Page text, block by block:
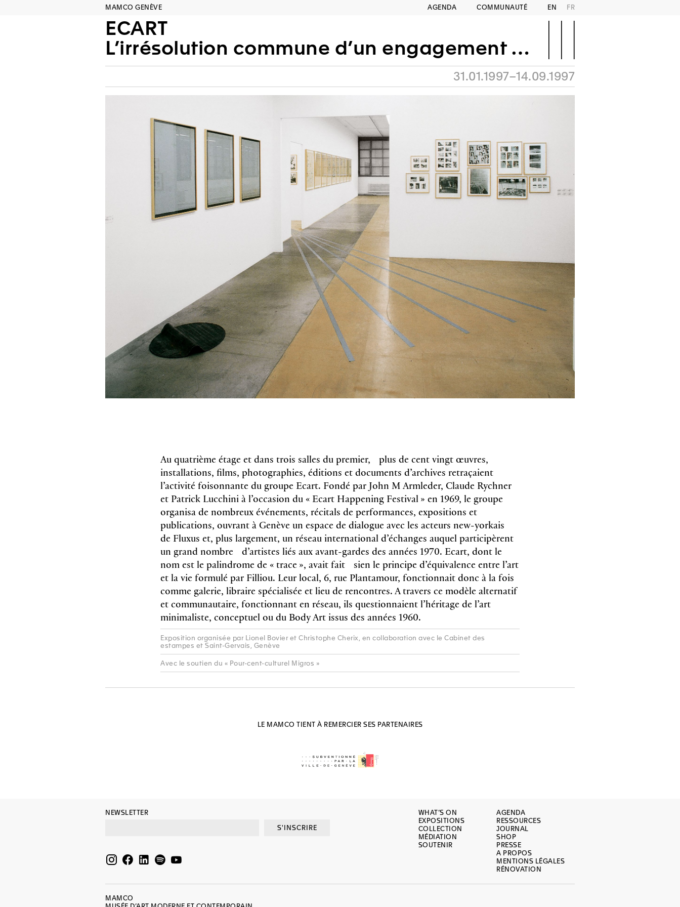
MAMCO GENÈVE AGENDA COMMUNAUTÉ EN FR
ECART
L’irrésolution commune d’un engagement équivoque
31.01.1997–14.09.1997
Au quatrième étage et dans trois salles du premier, plus de cent vingt œuvres,
installations, films, photographies, éditions et documents d’archives retraçaient
l’activité foisonnante du groupe Ecart. Fondé par John M Armleder, Claude Rychner
et Patrick Lucchini à l’occasion du « Ecart Happening Festival » en 1969, le groupe
organisa de nombreux événements, récitals de performances, expositions et
publications, ouvrant à Genève un espace de dialogue avec les acteurs new-yorkais
de Fluxus et, plus largement, un réseau international d’échanges auquel participèrent
un grand nombre d’artistes liés aux avant-gardes des années 1970. Ecart, dont le
nom est le palindrome de « trace », avait fait sien le principe d’équivalence entre l’art
et la vie formulé par Filliou. Leur local, 6, rue Plantamour, fonctionnait donc à la fois
comme galerie, libraire spécialisée et lieu de rencontres. A travers ce modèle alternatif
et com­munautaire, fonctionnant en réseau, ils questionnaient l’héritage de l’art
minimaliste, conceptuel ou du Body Art issus des années 1960.
Exposition organisée par Lionel Bovier et Christophe Cherix, en collaboration avec le Cabinet des
estampes et Saint-Gervais, Genève
Avec le soutien du « Pour-cent-culturel Migros »
LE MAMCO TIENT À REMERCIER SES PARTENAIRES
NEWSLETTER
S'INSCRIRE
WHAT’S ON
EXPOSITIONS
COLLECTION
MÉDIATION
SOUTENIR
AGENDA
RESSOURCES
JOURNAL
SHOP
PRESSE
A PROPOS
MENTIONS LÉGALES
RÉNOVATION
MAMCO